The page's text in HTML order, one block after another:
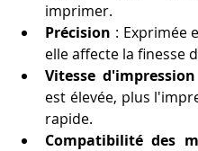
imprimer.
Précision : Exprimée
elle affecte la finesse
Vitesse d'impression
est élevée, plus
rapide.
Compatibilité des